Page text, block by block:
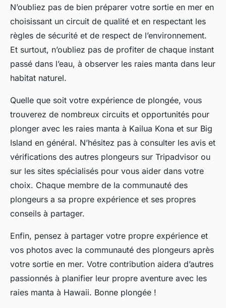
N’oubliez pas de bien préparer votre sortie en mer en
choisissant un circuit de qualité et en respectant les
règles de sécurité et de respect de l’environnement.
Et surtout, n’oubliez pas de profiter de chaque instant
passé dans l’eau, à observer les raies manta dans leur
habitat naturel.
Quelle que soit votre expérience de plongée, vous
trouverez de nombreux circuits et opportunités pour
plonger avec les raies manta à Kailua Kona et sur Big
Island en général. N’hésitez pas à consulter les avis et
vérifications des autres plongeurs sur Tripadvisor ou
sur les sites spécialisés pour vous aider dans votre
choix. Chaque membre de la communauté des
plongeurs a sa propre expérience et ses propres
conseils à partager.
Enfin, pensez à partager votre propre expérience et
vos photos avec la communauté des plongeurs après
votre sortie en mer. Votre contribution aidera d’autres
passionnés à planifier leur propre aventure avec les
raies manta à Hawaii. Bonne plongée !